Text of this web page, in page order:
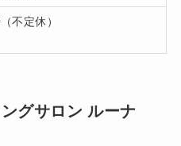
不定休）
グサロン ルーナ